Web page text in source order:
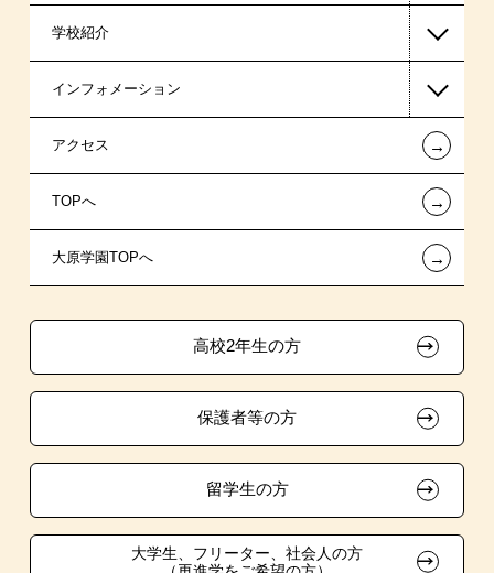
日本学生支援機構の奨学金
国の教育ローン
提携教育ローン
試験による特待生制度
資格・クラブ活動による特待生制度
一般入学
AO入学
指定校推薦入学
指定校自己推薦入学
特別推薦入学
生徒会活動推薦入学
在校生・卒業生紹介推薦入学
大学生・短期大学生特別入学
学校紹介
在校生からあなたへ
夢を叶えた先輩たち
施設・研修所
大原の資格サポート制度
インフォメーション
お知らせ・新着情報
在校生へのお知らせ
採用ご担当の方
アクセス ←
TOPへ ←
大原学園TOPへ ←
高校2年生の方
保護者等の方
留学生の方
大学生、フリーター、社会人の方